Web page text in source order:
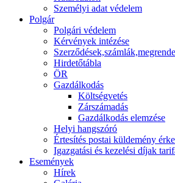
Személyi adat védelem
Polgár
Polgári védelem
Kérvények intézése
Hirdetőtábla
ÖR
Gazdálkodás
Költségvetés
Zárszámadás
Gazdálkodás elemzése
Helyi hangszóró
Értesítés postai küldemény
Igazgatási és kezelési díjak
Események
Hírek